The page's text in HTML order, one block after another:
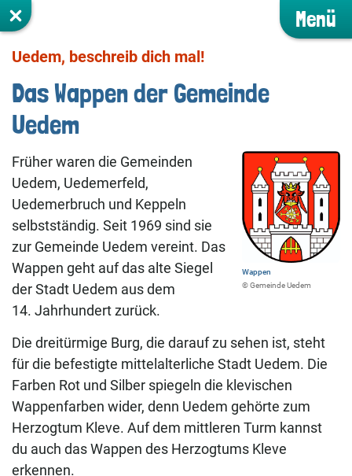
Menü
Uedem, beschreib dich mal!
Das Wappen der Gemeinde
Uedem
Wappen
©️ Gemeinde Uedem
Früher waren die Gemeinden
Uedem, Uedemerfeld,
Uedemerbruch und Keppeln
selbstständig. Seit 1969 sind sie
zur Gemeinde Uedem vereint. Das
Wappen geht auf das alte Siegel
der Stadt Uedem aus dem
14. Jahrhundert zurück.
Die dreitürmige Burg, die darauf zu sehen ist, steht
für die befestigte mittelalterliche Stadt Uedem. Die
Farben Rot und Silber spiegeln die klevischen
Wappenfarben wider, denn Uedem gehörte zum
Herzogtum Kleve. Auf dem mittleren Turm kannst
du auch das Wappen des Herzogtums Kleve
erkennen.